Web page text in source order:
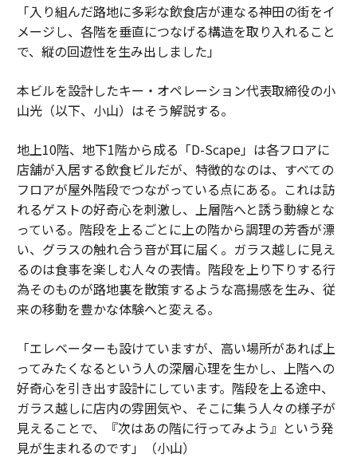
「入り組んだ路地に多彩な飲食店が連なる神田の街をイ
メージし、各階を垂直につなげる構造を取り入れること
で、縦の回遊性を生み出しました」
本ビルを設計したキー・オペレーション代表取締役の小
山光（以下、小山）はそう解説する。
地上10階、地下1階から成る「D-Scape」は各フロアに
店舗が入居する飲食ビルだが、特徴的なのは、すべての
フロアが屋外階段でつながっている点にある。これは訪
れるゲストの好奇心を刺激し、上層階へと誘う動線とな
っている。階段を上るごとに上の階から調理の芳香が漂
い、グラスの触れ合う音が耳に届く。ガラス越しに見え
るのは食事を楽しむ人々の表情。階段を上り下りする行
為そのものが路地裏を散策するような高揚感を生み、従
来の移動を豊かな体験へと変える。
「エレベーターも設けていますが、高い場所があれば上
ってみたくなるという人の深層心理を生かし、上階への
好奇心を引き出す設計にしています。階段を上る途中、
ガラス越しに店内の雰囲気や、そこに集う人々の様子が
見えることで、『次はあの階に行ってみよう』という発
見が生まれるのです」（小山）